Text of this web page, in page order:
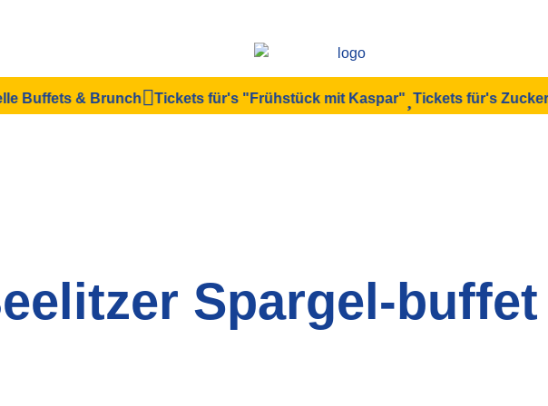
& Brunch Tickets für's "Frühstück mit Kaspar" Tickets für's
Spargel-buffet